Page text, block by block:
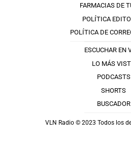
FARMACIAS DE
POLÍTICA
POLÍTICA DE
ESCUCHAR EN
LO MÁS
PODCASTS
SHORTS
BUSCADOR
VLN Radio © 2023 Todos los